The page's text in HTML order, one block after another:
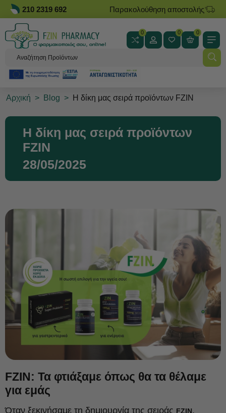
210 2319 692 Παρακολούθηση αποστολής
0 0 0
Αρχική > Blog > Η δίκη μας σειρά προϊόντων FZIN
Η δίκη μας σειρά προϊόντων
FZIN
28/05/2025
FZIN: Τα φτιάξαμε όπως θα τα θέλαμε
για εμάς
Όταν ξεκινήσαμε τη δημιουργία της σειράς FZIN,